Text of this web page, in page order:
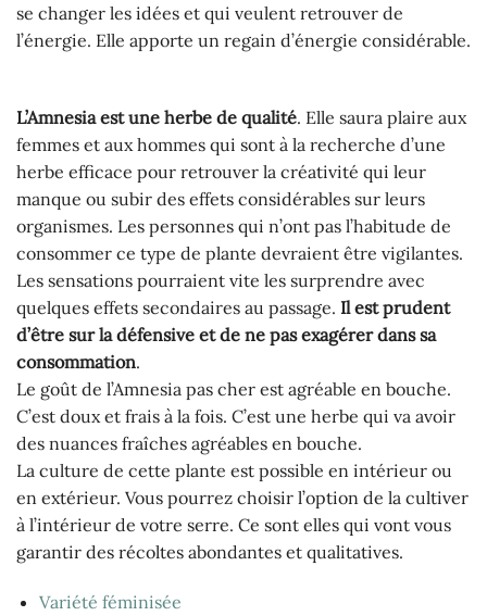
se changer les idées et qui veulent retrouver de
l’énergie. Elle apporte un regain d’énergie considérable.
L’Amnesia est une herbe de qualité. Elle saura plaire aux
femmes et aux hommes qui sont à la recherche d’une
herbe efficace pour retrouver la créativité qui leur
manque ou subir des effets considérables sur leurs
organismes. Les personnes qui n’ont pas l’habitude de
consommer ce type de plante devraient être vigilantes.
Les sensations pourraient vite les surprendre avec
quelques effets secondaires au passage. Il est prudent
d’être sur la défensive et de ne pas exagérer dans sa
consommation.
Le goût de l’Amnesia pas cher est agréable en bouche.
C’est doux et frais à la fois. C’est une herbe qui va avoir
des nuances fraîches agréables en bouche.
La culture de cette plante est possible en intérieur ou
en extérieur. Vous pourrez choisir l’option de la cultiver
à l’intérieur de votre serre. Ce sont elles qui vont vous
garantir des récoltes abondantes et qualitatives.
Variété féminisée